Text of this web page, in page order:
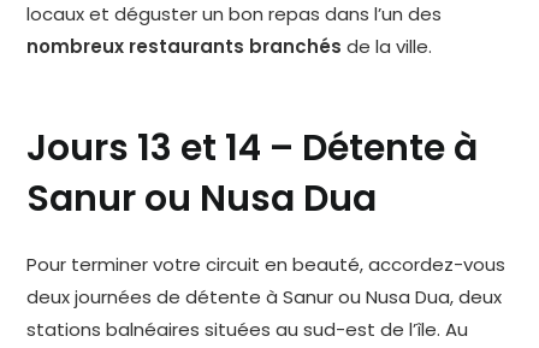
locaux et déguster un bon repas dans l’un des
nombreux restaurants branchés de la ville.
Jours 13 et 14 – Détente à
Sanur ou Nusa Dua
Pour terminer votre circuit en beauté, accordez-vous
deux journées de détente à Sanur ou Nusa Dua, deux
stations balnéaires situées au sud-est de l’île. Au